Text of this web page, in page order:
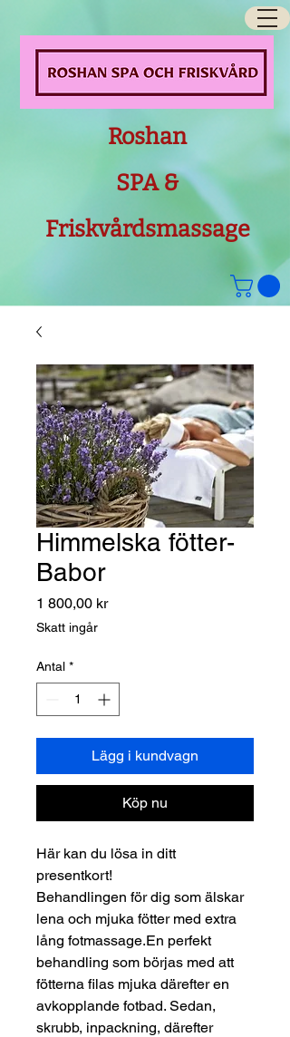
Roshan
SPA &
Friskvårdsmassage
Himmelska fötter-
Babor
1 800,00 krPris
Skatt ingår
Antal *
Lägg i kundvagn
Köp nu
Här kan du lösa in ditt
presentkort!
Behandlingen för dig som älskar
lena och mjuka fötter med extra
lång fotmassage.En perfekt
behandling som börjas med att
fötterna filas mjuka därefter en
avkopplande fotbad. Sedan,
skrubb, inpackning, därefter